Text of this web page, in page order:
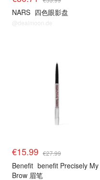
NARS 四色眼影盘
@dealmoon.de
€15.99 €27.99
Benefit benefit Precisely My
Brow 眉笔